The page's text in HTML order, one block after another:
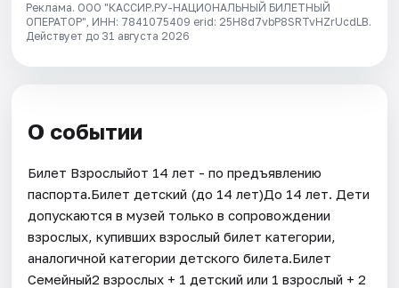
Реклама. ООО "КАССИР.РУ-НАЦИОНАЛЬНЫЙ БИЛЕТНЫЙ
ОПЕРАТОР", ИНН: 7841075409 erid: 25H8d7vbP8SRTvHZrUcdLB.
Действует до 31 августа 2026
О событии
Билет Взрослыйот 14 лет - по предъявлению
паспорта.Билет детский (до 14 лет)До 14 лет. Дети
допускаются в музей только в сопровождении
взрослых, купивших взрослый билет категории,
аналогичной категории детского билета.Билет
Семейный2 взрослых + 1 детский или 1 взрослый + 2